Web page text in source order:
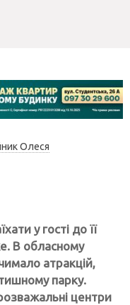
Олеся
у гості до її
В обласному
атракцій,
парку.
центри